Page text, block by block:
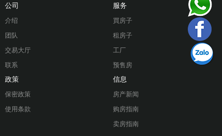
公司
介绍
团队
交易大厅
联系
服务
買房子
租房子
工厂
预售房
政策
保密政策
使用条款
信息
房产新闻
购房指南
卖房指南